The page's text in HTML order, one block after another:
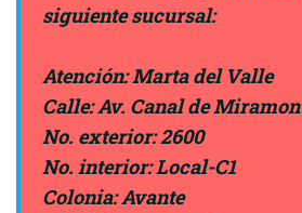
siguiente sucursal:
Atención:Marta del Valle
Calle: Av. Canal de
No. exterior: 2600
No. interior: Local-C1
Colonia: Avante